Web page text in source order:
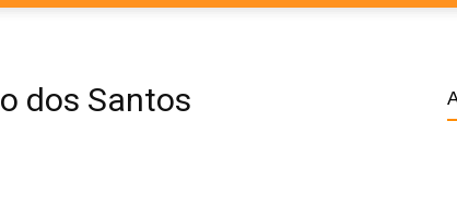
ITseller
dos Santos